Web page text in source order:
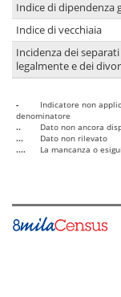
Indice di dipendenza
Indice di vecchiaia
Incidenza dei separati
legalmente e dei
-
Indicatore non
denominatore
..
Dato non ancora
...
Dato non rilevato
....
La mancanza o